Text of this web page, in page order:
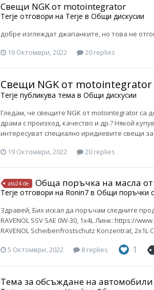
Свещи NGK от motointegrator
Terje отговори на Terje в Общи дискусии
добре изглеждат джапанките, но това не
19 Октомври, 2022
20 replies
Свещи NGK от motointegrator
Terje публикува тема в Общи дискусии
Гледам, че свещите NGK от motointegrator са
драма с произход, качество и др.? Някой
интересуват специално иридиевите свещи
19 Октомври, 2022
20 replies
ato24.de Обща поръчка на масла
Terje отговори на Ronin7 в Общи поръчки
Здравей, Бих искал да поръчам следните
RAVENOL SSV SAE 0W-30, 1x4L Линк: https://
RAVENOL Scheibenfrostschutz Konzentrat, 2x1L
5 Октомври, 2022 8 replies 1
Тема за обсъждане на